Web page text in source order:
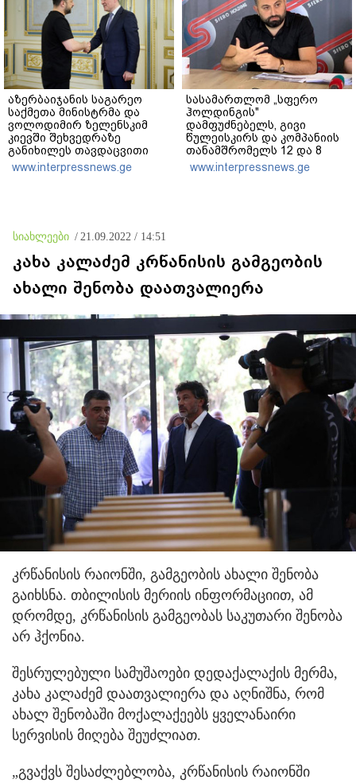
აზერბაიჯანის საგარეო
საქმეთა მინისტრმა და
ვოლოდიმირ ზელენსკიმ
კიევში შეხვედრაზე
განიხილეს თავდაცვითი
თანამშრომლობა, მათ
შორის დრონების,
www.interpressnews.ge
სასამართლომ „სფერო
ჰოლდინგის"
დამფუძნებელს, გივი
წულეისკირს და კომპანიის
თანამშრომელს 12 და 8
წლით თავისუფლების
აღკვეთა განუსაზღვრა -
www.interpressnews.ge
სიახლეები / 21.09.2022 / 14:51
კახა კალაძემ კრწანისის გამგეობის
ახალი შენობა დაათვალიერა
კრწანისის რაიონში, გამგეობის ახალი შენობა
გაიხსნა. თბილისის მერიის ინფორმაციით, ამ
დრომდე, კრწანისის გამგეობას საკუთარი შენობა
არ ჰქონია.
შესრულებული სამუშაოები დედაქალაქის მერმა,
კახა კალაძემ დაათვალიერა და აღნიშნა, რომ
ახალ შენობაში მოქალაქეებს ყველანაირი
სერვისის მიღება შეუძლიათ.
„გვაქვს შესაძლებლობა, კრწანისის რაიონში